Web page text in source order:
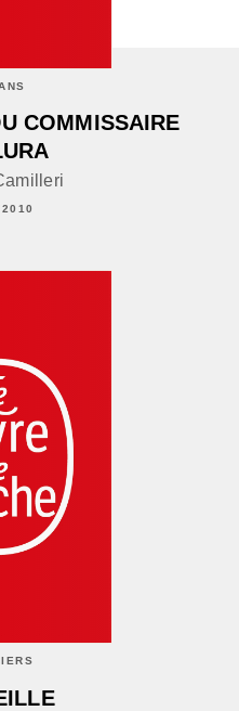
COMMISSAIRE